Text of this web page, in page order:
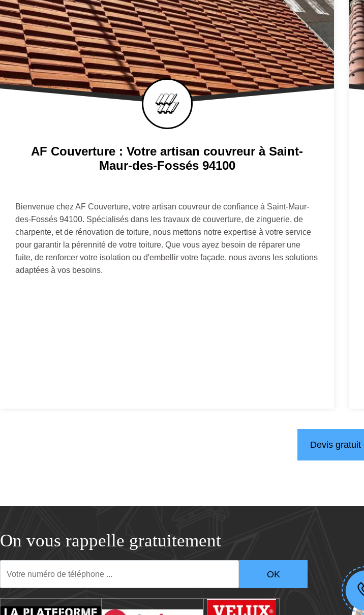
AF Couverture : Votre artisan couvreur à Saint-
Maur-des-Fossés 94100
Bienvenue chez AF Couverture, votre artisan couvreur de confiance à Saint-Maur-
des-Fossés 94100. Spécialisés dans les travaux de couverture, de zinguerie, de
charpente, et de rénovation de toiture, nous mettons notre expertise à votre service
pour garantir la pérennité de votre toiture. Que vous ayez besoin de réparer une
fuite, de renforcer votre isolation ou d'embellir votre façade, nous avons les solutions
adaptées à vos besoins.
Devis gratuit
On vous rappelle gratuitement